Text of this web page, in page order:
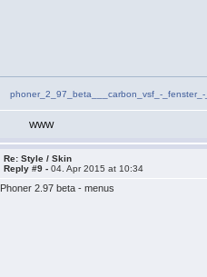
phoner_2_97_beta___carbon_vsf_-
WWW
Re: Style / Skin
Reply #9 -04. Apr 2015 at 10:34
Phoner 2.97 beta - menus